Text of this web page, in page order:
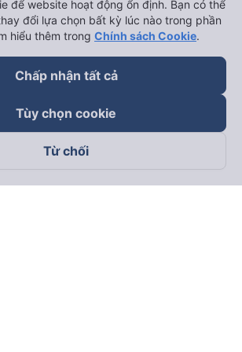
tôi trên
để website hoạt động ổn định. Bạn có thể
đổi lựa chọn bất kỳ lúc nào trong phần
hiểu thêm trong Chính sách Cookie.
Chấp nhận tất cả
Tùy chọn cookie
Từ chối